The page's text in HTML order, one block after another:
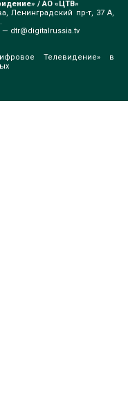
/ АО «ЦТВ»
Ленинградский пр-т, 37 А,
— dtr@digitalrussia.tv
Телевидение» в